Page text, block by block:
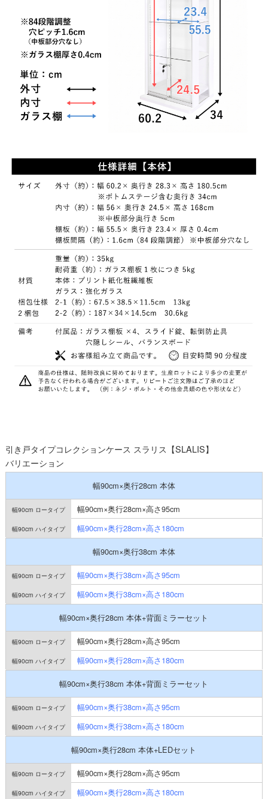
引き戸タイプコレクションケース スラリス【SLALIS】
バリエーション
幅90cm×奥行28cm 本体
幅90cm×奥行28cm×高さ95cm
幅90cm×奥行28cm×高さ180cm
幅90cm×奥行38cm 本体
幅90cm×奥行38cm×高さ95cm
幅90cm×奥行38cm×高さ180cm
幅90cm×奥行28cm 本体+背面ミラーセット
幅90cm×奥行28cm×高さ95cm
幅90cm×奥行28cm×高さ180cm
幅90cm×奥行38cm 本体+背面ミラーセット
幅90cm×奥行38cm×高さ95cm
幅90cm×奥行38cm×高さ180cm
幅90cm×奥行28cm 本体+LEDセット
幅90cm×奥行28cm×高さ95cm
幅90cm×奥行28cm×高さ180cm